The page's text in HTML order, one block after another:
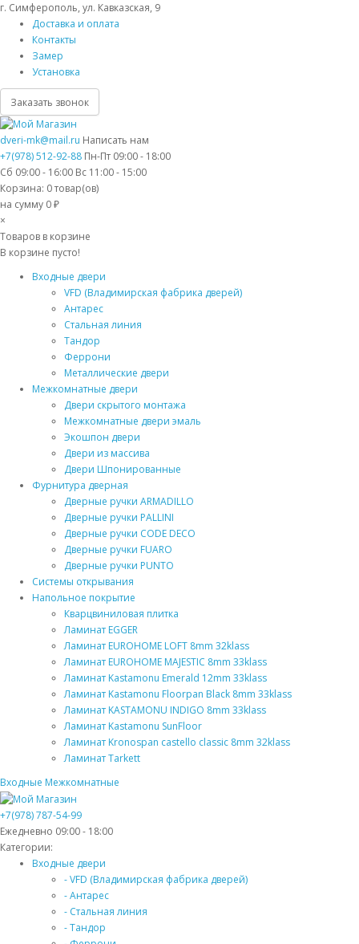
г. Симферополь, ул. Кавказская, 9
Доставка и оплата
Контакты
Замер
Установка
Заказать звонок
dveri-mk@mail.ru Написать нам
+7(978) 512-92-88 Пн-Пт 09:00 - 18:00
Сб 09:00 - 16:00 Вс 11:00 - 15:00
Корзина: 0товар(ов)
на сумму 0 ₽
×
Товаров в корзине
В корзине пусто!
Входные двери
VFD (Владимирская фабрика дверей)
Антарес
Стальная линия
Тандор
Феррони
Металлические двери
Межкомнатные двери
Двери скрытого монтажа
Межкомнатные двери эмаль
Экошпон двери
Двери из массива
Двери Шпонированные
Фурнитура дверная
Дверные ручки ARMADILLO
Дверные ручки PALLINI
Дверные ручки CODE DECO
Дверные ручки FUARO
Дверные ручки PUNTO
Системы открывания
Напольное покрытие
Кварцвиниловая плитка
Ламинат EGGER
Ламинат EUROHOME LOFT 8mm 32klass
Ламинат EUROHOME MAJESTIC 8mm 33klass
Ламинат Kastamonu Emerald 12mm 33klass
Ламинат Kastamonu Floorpan Black 8mm 33klass
Ламинат KASTAMONU INDIGO 8mm 33klass
Ламинат Kastamonu SunFloor
Ламинат Kronospan castello classic 8mm 32klass
Ламинат Tarkett
Входные Межкомнатные
+7(978) 787-54-99
Ежедневно 09:00 - 18:00
Категории:
Входные двери
- VFD (Владимирская фабрика дверей)
- Антарес
- Стальная линия
- Тандор